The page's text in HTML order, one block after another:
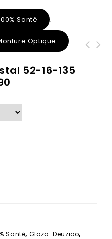
Santé ,
Optique
52-16-135
Santé, Glaza-Deuzioo,